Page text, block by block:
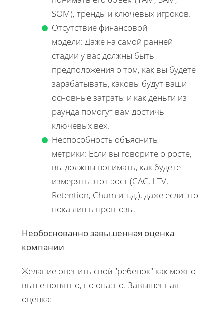
SOM), тренды и ключевых игроков.
Отсутствие финансовой
модели: Даже на самой ранней
стадии у вас должны быть
предположения о том, как вы будете
зарабатывать, каковы будут ваши
основные затраты и как деньги из
раунда помогут вам достичь
ключевых вех.
Неспособность объяснить
метрики: Если вы говорите о росте,
вы должны понимать, как будете
измерять этот рост (CAC, LTV,
Retention, Churn и т.д.), даже если это
пока лишь прогнозы.
Необоснованно завышенная оценка
компании
Желание оценить свой "ребенок" как можно
выше понятно, но опасно. Завышенная
оценка: